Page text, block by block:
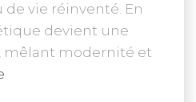
vie réinventé. En
devient une
mêlant modernité et